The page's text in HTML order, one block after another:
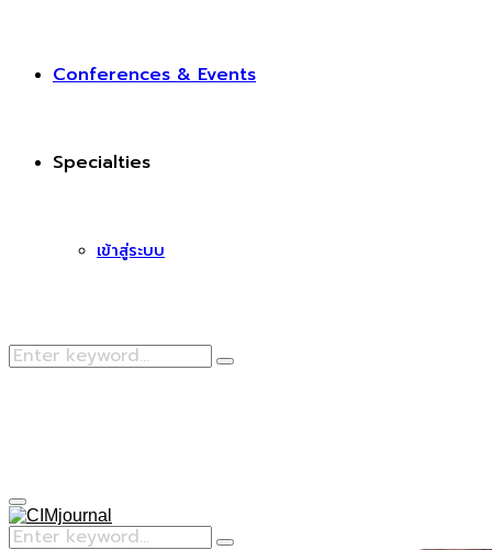
Conferences & Events
Specialties
เข้าสู่ระบบ
Search
Search
Primary
Menu
Search